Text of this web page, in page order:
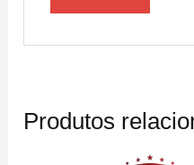
Produtos